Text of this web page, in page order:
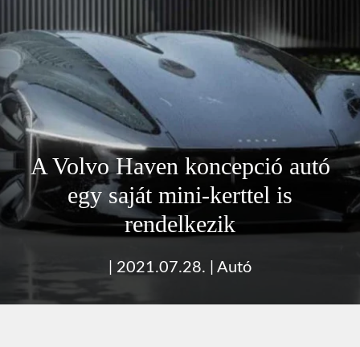
A Volvo Haven koncepció autó
egy saját mini-kerttel is
rendelkezik
2021.07.28. Autó